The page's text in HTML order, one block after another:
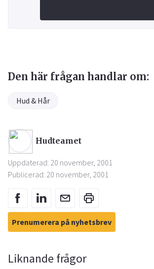
Den här frågan handlar om:
Hud & Hår
Hudteamet
Uppdaterad: 20 november, 2001
Publicerad: 20 november, 2001
Prenumerera på nyhetsbrev
Liknande frågor